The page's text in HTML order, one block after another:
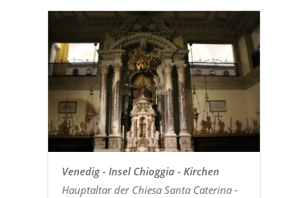
Venedig - Insel Chioggia - Kirchen
Hauptaltar der Chiesa Santa Caterina -